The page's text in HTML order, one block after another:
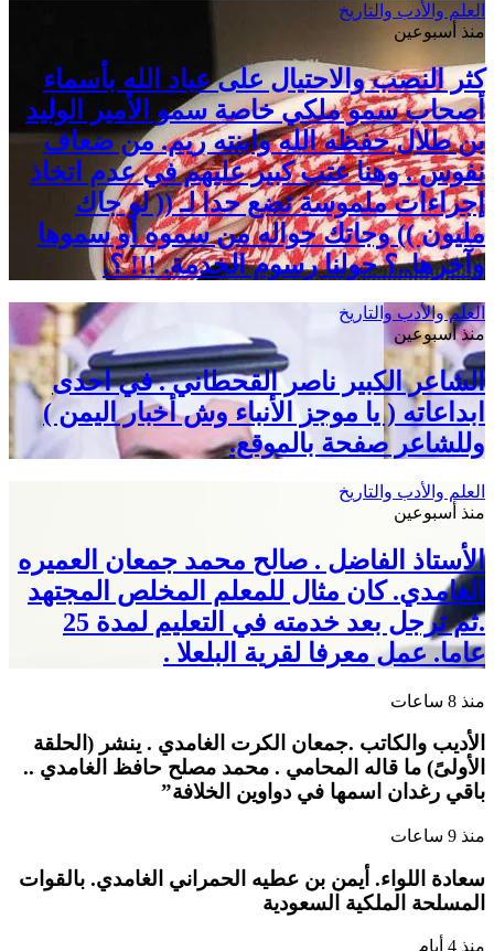
العلم والأدب والتاريخ
منذ أسبوعين
كثر النصب والاحتيال على عباد الله بأسماء
أصحاب سمو ملكي خاصة سمو الأمير الوليد
بن طلال حفظه الله وابنته ريم. من ضعاف
نفوس . وهنا عتب كبير عليهم في عدم اتخاذ
إجراءات ملموسة تضع حدا لـ (( لو جاك
مليون )) وجاتك حواله من سموه أو سموها
وآخرها..؟ حولنا رسوم الخدمة. !!! ؟.
العلم والأدب والتاريخ
منذ أسبوعين
الشاعر الكبير ناصر القحطاني . في احدى
ابداعاته ( يا موجز الأنباء وش أخبار اليمن )
وللشاعر صفحة بالموقع.
العلم والأدب والتاريخ
منذ أسبوعين
الأستاذ الفاضل . صالح محمد جمعان العميره
الغامدي. كان مثال للمعلم المخلص المجتهد
.ثم ترجل بعد خدمته في التعليم لمدة 25
عاما. عمل معرفا لقرية البلعلا .
منذ 8 ساعات
الأديب والكاتب .جمعان الكرت الغامدي . ينشر (الحلقة
الأولىً) ما قاله المحامي . محمد مصلح حافظ الغامدي ..
باقي رغدان اسمها في دواوين الخلافة”
منذ 9 ساعات
سعادة اللواء. أيمن بن عطيه الحمراني الغامدي. بالقوات
المسلحة الملكية السعودية
منذ 4 أيام